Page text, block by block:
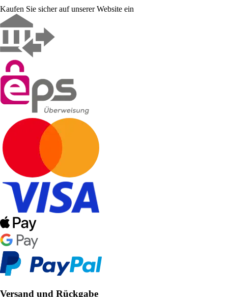
Kaufen Sie sicher auf unserer Website ein
Versand und Rückgabe